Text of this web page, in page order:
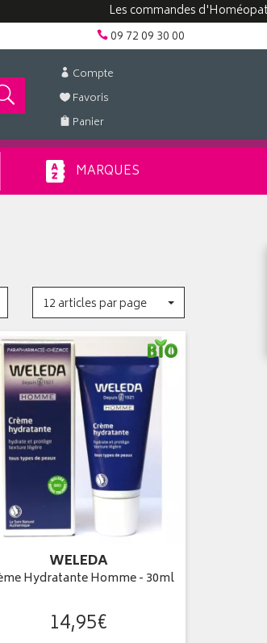
Les commandes d'Homéopathie
09 72 09 30 00
Compte
Favoris
Panier
MARQUES
12 articles par page
WELEDA
Hydratante Homme - 30ml
14,95€